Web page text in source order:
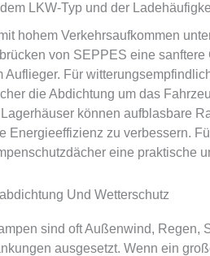
LKW-Typ und der
hohem Verkehrsaufkommen
von SEPPES eine
Auflieger. Für
die Abdichtung um das
können aufblasbare
Energieeffizienz zu verbessern.
eine praktische
Und Wetterschutz
sind oft Außenwind, Regen,
ausgesetzt. Wenn ein